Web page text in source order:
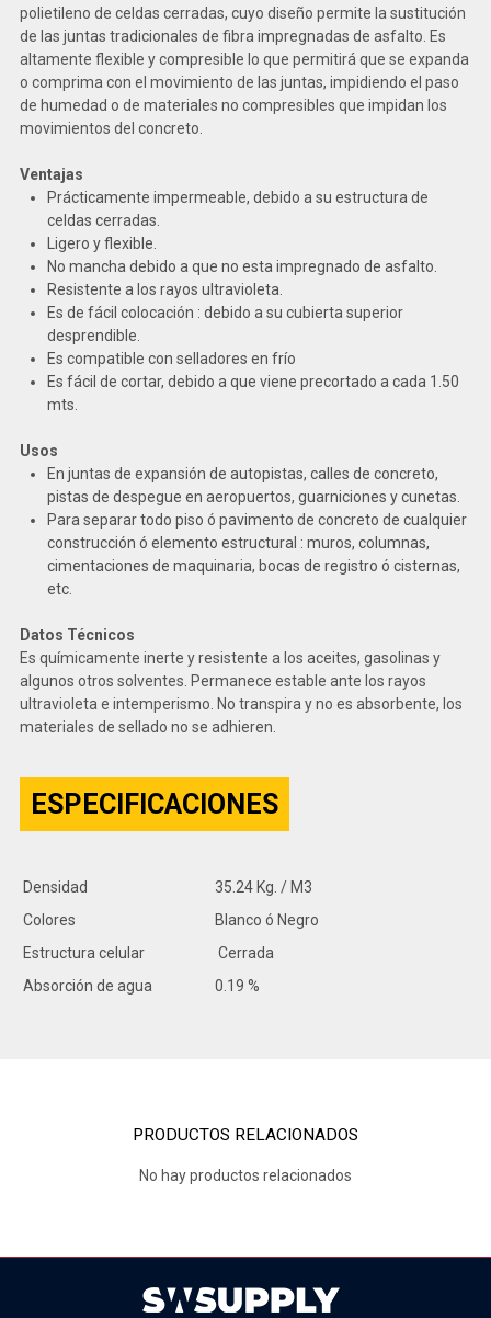
polietileno de celdas cerradas, cuyo diseño permite la sustitución
de las juntas tradicionales de fibra impregnadas de asfalto. Es
altamente flexible y compresible lo que permitirá que se expanda
o comprima con el movimiento de las juntas, impidiendo el paso
de humedad o de materiales no compresibles que impidan los
movimientos del concreto.
Ventajas
Prácticamente impermeable, debido a su estructura de
celdas cerradas.
Ligero y flexible.
No mancha debido a que no esta impregnado de asfalto.
Resistente a los rayos ultravioleta.
Es de fácil colocación : debido a su cubierta superior
desprendible.
Es compatible con selladores en frío
Es fácil de cortar, debido a que viene precortado a cada 1.50
mts.
Usos
En juntas de expansión de autopistas, calles de concreto,
pistas de despegue en aeropuertos, guarniciones y cunetas.
Para separar todo piso ó pavimento de concreto de cualquier
construcción ó elemento estructural : muros, columnas,
cimentaciones de maquinaria, bocas de registro ó cisternas,
etc.
Datos Técnicos
Es químicamente inerte y resistente a los aceites, gasolinas y
algunos otros solventes. Permanece estable ante los rayos
ultravioleta e intemperismo. No transpira y no es absorbente, los
materiales de sellado no se adhieren.
ESPECIFICACIONES
Densidad
35.24 Kg. / M3
Colores
Blanco ó Negro
Estructura celular
Cerrada
Absorción de agua
0.19 %
PRODUCTOS RELACIONADOS
No hay productos relacionados